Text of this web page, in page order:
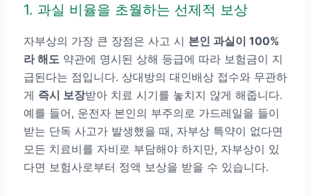
1. 과실 비율을 초월하는 선제적 보상
자부상의 가장 큰 장점은 사고 시 본인 과실이 100%
라 해도 약관에 명시된 상해 등급에 따라 보험금이 지
급된다는 점입니다. 상대방의 대인배상 접수와 무관하
게 즉시 보장받아 치료 시기를 놓치지 않게 해줍니다.
예를 들어, 운전자 본인의 부주의로 가드레일을 들이
받는 단독 사고가 발생했을 때, 자부상 특약이 없다면
모든 치료비를 자비로 부담해야 하지만, 자부상이 있
다면 보험사로부터 정액 보상을 받을 수 있습니다.